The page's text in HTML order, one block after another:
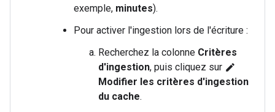
exemple, minutes).
Pour activer l'ingestion lors de l'écriture :
Recherchez la colonne Critères
d'ingestion, puis cliquez sur edit
Modifier les critères d'ingestion
du cache.